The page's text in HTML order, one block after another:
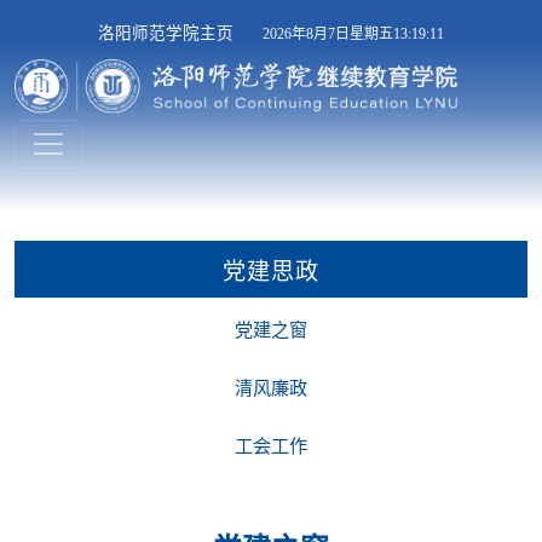
洛阳师范学院主页 2026年8月7日星期五13:19:12
党建思政
党建之窗
清风廉政
工会工作